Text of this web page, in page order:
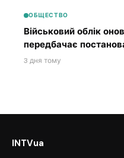
ОБЩЕСТВО
Військовий облік
передбачає
3 дня тому
INTVua